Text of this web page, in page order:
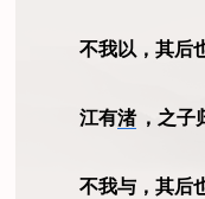
不我以，其后
江有渚 ，之子
不我与，其后